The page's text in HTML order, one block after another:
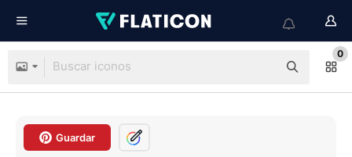
0
Guardar